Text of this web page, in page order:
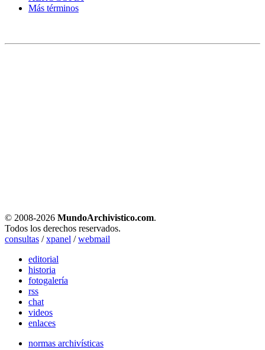
Más términos
© 2008-2026 MundoArchivistico.com.
Todos los derechos reservados.
consultas /xpanel /webmail
editorial
historia
fotogalería
rss
chat
videos
enlaces
normas archivísticas